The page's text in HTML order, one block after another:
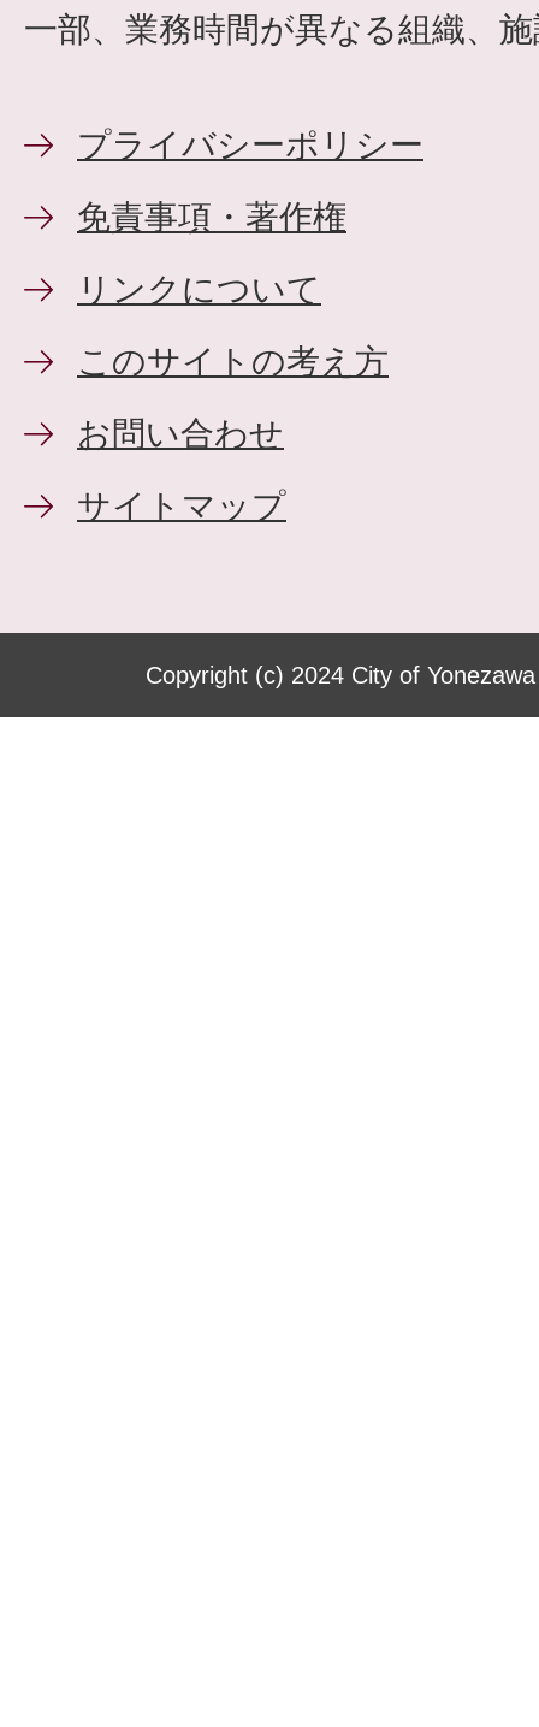
一部、業務時間が異なる組織、
プライバシーポリシー
免責事項・著作権
リンクについて
このサイトの考え方
お問い合わせ
サイトマップ
Copyright (c) 2024 City of